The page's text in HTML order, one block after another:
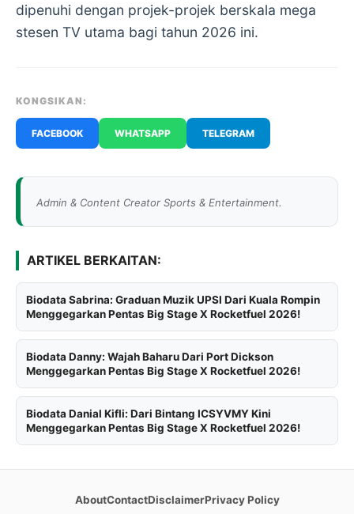
dipenuhi dengan projek-projek berskala mega
stesen TV utama bagi tahun 2026 ini.
KONGSIKAN:
FACEBOOK WHATSAPP TELEGRAM
Admin & Content Creator Sports & Entertainment.
ARTIKEL BERKAITAN:
Biodata Sabrina: Graduan Muzik UPSI Dari Kuala Rompin
Menggegarkan Pentas Big Stage X Rocketfuel 2026!
Biodata Danny: Wajah Baharu Dari Port Dickson
Menggegarkan Pentas Big Stage X Rocketfuel 2026!
Biodata Danial Kifli: Dari Bintang ICSYVMY Kini
Menggegarkan Pentas Big Stage X Rocketfuel 2026!
AboutContactDisclaimerPrivacy Policy